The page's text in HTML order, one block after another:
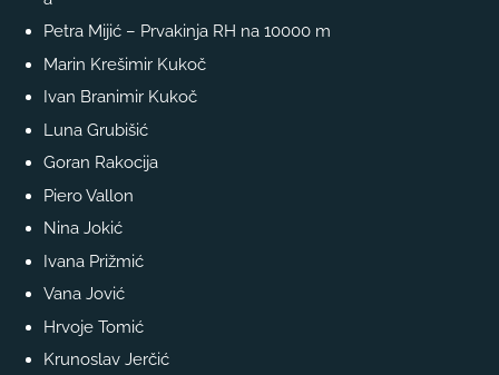
Petra Mijić – Prvakinja RH na 10000 m
Marin Krešimir Kukoč
Ivan Branimir Kukoč
Luna Grubišić
Goran Rakocija
Piero Vallon
Nina Jokić
Ivana Prižmić
Vana Jović
Hrvoje Tomić
Krunoslav Jerčić